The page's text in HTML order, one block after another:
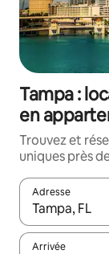
Tampa :
en
Trouvez et
uniques près
Adresse
Lorsque les
Arrivée